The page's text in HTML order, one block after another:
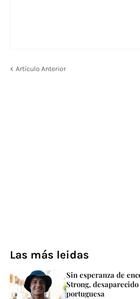
Artículo Anterior
Las más leidas
Sin esperanza de
Strong,
portuguesa